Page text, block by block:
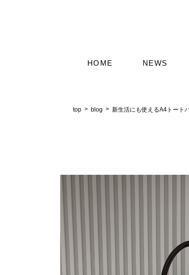
HOME NEWS
top blog 新生活にも使えるA4トー